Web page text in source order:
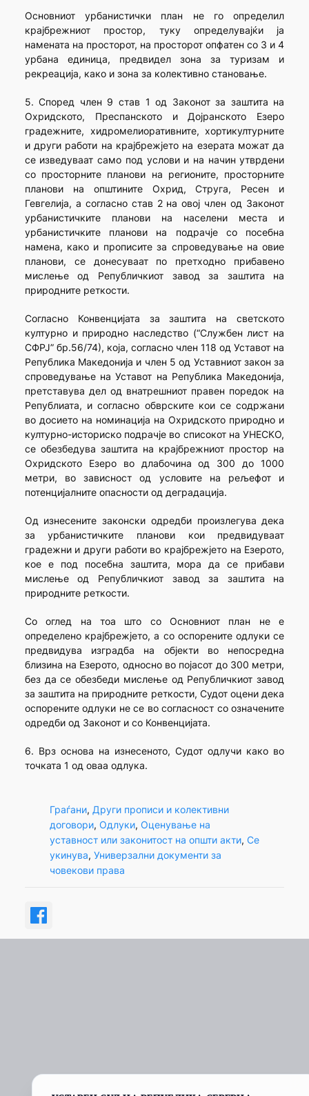
Основниот урбанистички план не го определил
крајбрежниот простор, туку определувајќи ја
намената на просторот, на просторот опфатен со 3 и 4
урбана единица, предвидел зона за туризам и
рекреација, како и зона за колективно становање.
5. Според член 9 став 1 од Законот за заштита на
Охридското, Преспанското и Дојранското Езеро
градежните, хидромелиоративните, хортикултурните
и други работи на крајбрежјето на езерата можат да
се изведуваат само под услови и на начин утврдени
со просторните планови на регионите, просторните
планови на општините Охрид, Струга, Ресен и
Гевгелија, а согласно став 2 на овој член од Законот
урбанистичките планови на населени места и
урбанистичките планови на подрачје со посебна
намена, како и прописите за спроведување на овие
планови, се донесуваат по претходно прибавено
мислење од Републичкиот завод за заштита на
природните реткости.
Согласно Конвенцијата за заштита на светското
културно и природно наследство (“Службен лист на
СФРЈ” бр.56/74), која, согласно член 118 од Уставот на
Република Македонија и член 5 од Уставниот закон за
спроведување на Уставот на Република Македонија,
претставува дел од внатрешниот правен поредок на
Републиата, и согласно обврските кои се содржани
во досието на номинација на Охридското природно и
културно-историско подрачје во списокот на УНЕСКО,
се обезбедува заштита на крајбрежниот простор на
Охридското Езеро во длабочина од 300 до 1000
метри, во зависност од условите на рељефот и
потенцијалните опасности од деградација.
Од изнесените законски одредби произлегува дека
за урбанистичките планови кои предвидуваат
градежни и други работи во крајбрежјето на Езерото,
кое е под посебна заштита, мора да се прибави
мислење од Републичкиот завод за заштита на
природните реткости.
Со оглед на тоа што со Основниот план не е
определено крајбрежјето, а со оспорените одлуки се
предвидува изградба на објекти во непосредна
близина на Езерото, односно во појасот до 300 метри,
без да се обезбеди мислење од Републичкиот завод
за заштита на природните реткости, Судот оцени дека
оспорените одлуки не се во согласност со означените
одредби од Законот и со Конвенцијата.
6. Врз основа на изнесеното, Судот одлучи како во
точката 1 од оваа одлука.
Граѓани, Други прописи и колективни
договори, Одлуки, Оценување на
уставност или законитост на општи акти, Се
укинува, Универзални документи за
човекови права